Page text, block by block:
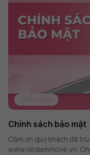
Chính sách bảo mật
Cảm ơn quý khách đã
www.xedienmove.vn.